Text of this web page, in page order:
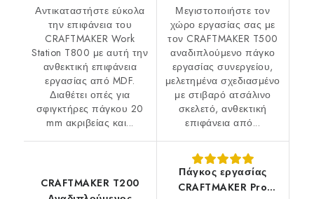
Αντικαταστήστε εύκολα
την επιφάνεια του
CRAFTMAKER Work
Station T800 με αυτή την
ανθεκτική επιφάνεια
εργασίας από MDF.
Διαθέτει οπές για
σφιγκτήρες πάγκου 20
mm ακριβείας και...
Μεγιστοποιήστε τον
χώρο εργασίας σας με
τον CRAFTMAKER T500
αναδιπλούμενο πάγκο
εργασίας συνεργείου,
μελετημένα σχεδιασμένο
με στιβαρό ατσάλινο
σκελετό, ανθεκτική
επιφάνεια από...
CRAFTMAKER T200
Πάγκος εργασίας
CRAFTMAKER Pro